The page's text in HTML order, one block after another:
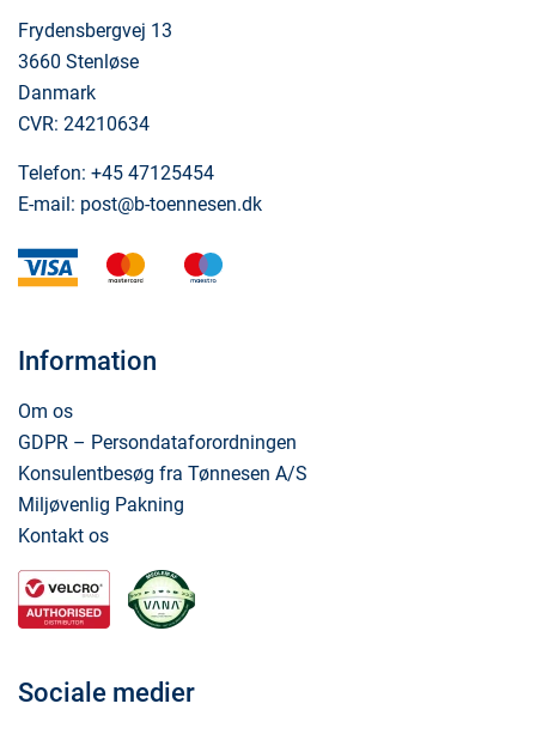
Frydensbergvej 13
3660 Stenløse
Danmark
CVR: 24210634
Telefon: +45 47125454
E-mail: post@b-toennesen.dk
visa mastercard
Information
Om os
GDPR – Persondataforordningen
Konsulentbesøg fra Tønnesen A/S
Miljøvenlig Pakning
Kontakt os
Sociale medier